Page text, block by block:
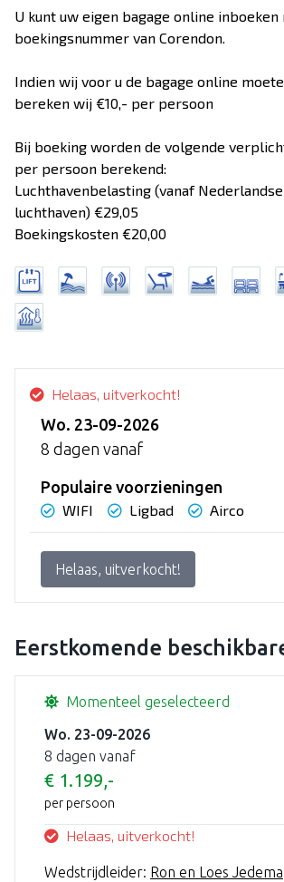
U kunt uw eigen bagage online inboeken
boekingsnummer van Corendon.
Indien wij voor u de bagage online
bereken wij €10,- per persoon
Bij boeking worden de volgende
per persoon berekend:
Luchthavenbelasting (vanaf Nederlandse
luchthaven) €29,05
Boekingskosten €20,00
Helaas, uitverkocht!
Wo. 23-09-2026
8 dagen vanaf
Populaire voorzieningen
WIFI Ligbad Airco
Helaas, uitverkocht!
Eerstkomende
Momenteel geselecteerd
Wo. 23-09-2026
8 dagen vanaf
€ 1.199,-
per persoon
Helaas, uitverkocht!
Wedstrijdleider: Ron en Loes Jedema